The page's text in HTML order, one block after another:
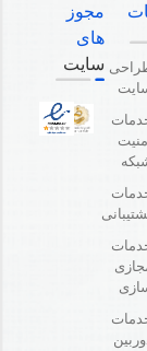
امنیت
مجوز
های
سایت